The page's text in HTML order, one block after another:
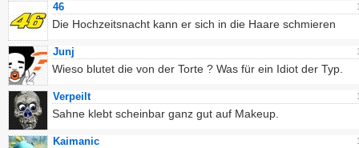
46
Die Hochzeitsnacht kann er sich in die Haare schmieren
Junj
Wieso blutet die von der Torte ? Was für ein Idiot der Typ.
Verpeilt
Sahne klebt scheinbar ganz gut auf Makeup.
Kaimanic